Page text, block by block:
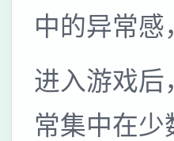
中的异常
进入游戏后
常集中在